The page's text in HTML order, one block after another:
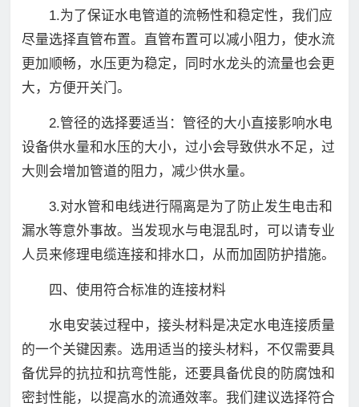
1.为了保证水电管道的流畅性和稳定性，我们应
尽量选择直管布置。直管布置可以减小阻力，使水流
更加顺畅，水压更为稳定，同时水龙头的流量也会更
大，方便开关门。
2.管径的选择要适当：管径的大小直接影响水电
设备供水量和水压的大小，过小会导致供水不足，过
大则会增加管道的阻力，减少供水量。
3.对水管和电线进行隔离是为了防止发生电击和
漏水等意外事故。当发现水与电混乱时，可以请专业
人员来修理电缆连接和排水口，从而加固防护措施。
四、使用符合标准的连接材料
水电安装过程中，接头材料是决定水电连接质量
的一个关键因素。选用适当的接头材料，不仅需要具
备优异的抗拉和抗弯性能，还要具备优良的防腐蚀和
密封性能，以提高水的流通效率。我们建议选择符合